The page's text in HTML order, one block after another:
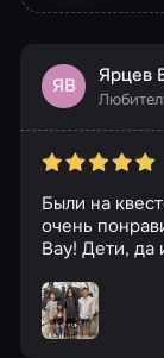
ЯВ Ярцев
Были на
очень
Вау! Дети, да